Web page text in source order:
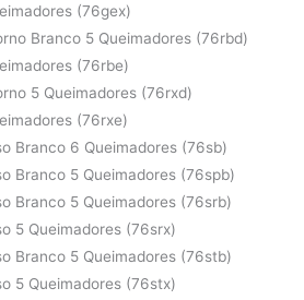
(76gex)
Branco 5 Queimadores (76rbd)
(76rbe)
5 Queimadores (76rxd)
(76rxe)
Branco 6 Queimadores (76sb)
Branco 5 Queimadores (76spb)
Branco 5 Queimadores (76srb)
5 Queimadores (76srx)
Branco 5 Queimadores (76stb)
5 Queimadores (76stx)